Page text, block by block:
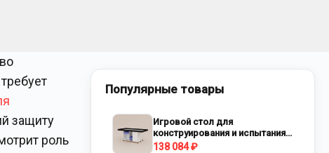
защиту
роль
Популярные товары
Игровой стол для
конструирования и испытания
роботов
138 084 ₽